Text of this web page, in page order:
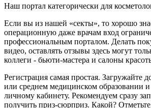
Наш портал категорически для
Если вы из нашей «секты», то хорошо
операционную даже врачам вход
профессиональным порталом. Делать
видео, оставлять отзывы здесь могут
коллеги - бьюти-мастера и салоны
Регистрация самая простая. Загружайте
или среднем медицинском образовании
личному кабинету. Рекомендуем сразу
получить приз-сюрприз. Какой?